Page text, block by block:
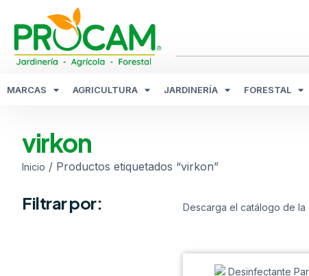
MARCAS AGRICULTURA JARDINERÍA FORESTAL
virkon
Inicio / Productos etiquetados “virkon”
Filtrar por: Descarga el catálogo de la